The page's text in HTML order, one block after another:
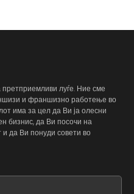
луѓе. Ние сме
и франшизно работење во
има за цел да Ви ја олесни
бизнис, да Ви посочи на
да Ви понуди совети во